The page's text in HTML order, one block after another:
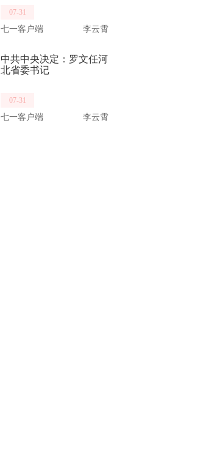
07-31
七一客户端 李云霄
中共中央决定：罗文任河
北省委书记
07-31
七一客户端 李云霄